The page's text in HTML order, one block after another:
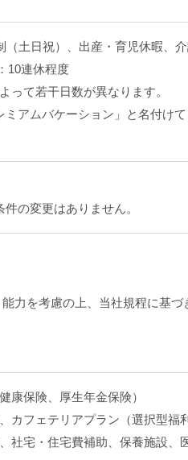
土日祝）、出産・育児休暇、
10連休程度
て若干日数が異なります。
アムバケーション」と名付け
の変更はありません。
力を考慮の上、当社規程に基づ
康保険、厚生年金保険）
カフェテリアプラン（選択型福
社宅・住宅費補助、保養施設、